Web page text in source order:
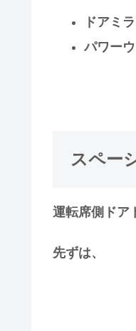
ドアミ
パワー
スペー
運転席側ドア
先ずは、